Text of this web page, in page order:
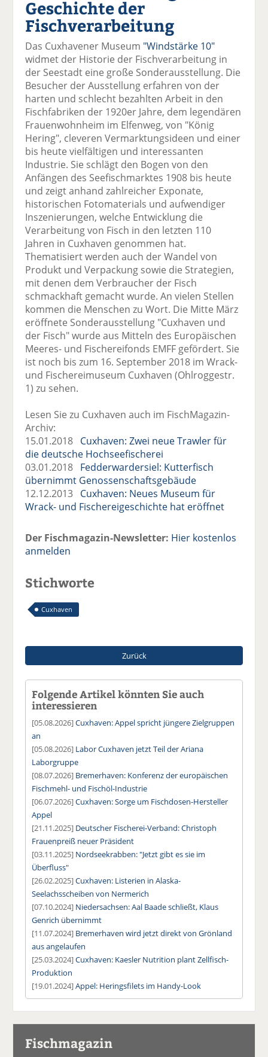
F
ac
e
b
o
o
k
te
il
e
n
tt
er
n
Li
n
k
e
di
n
te
il
n
m
ai
l
v
er
n
n
n
Geschichte der
Fischverarbeitung
Das Cuxhavener Museum "Windstärke 10"
widmet der Historie der Fischverarbeitung in
der Seestadt eine große Sonderausstellung. Die
Besucher der Ausstellung erfahren von der
harten und schlecht bezahlten Arbeit in den
Fischfabriken der 1920er Jahre, dem legendären
Frauenwohnheim im Elfenweg, von "König
Hering", cleveren Vermarktungsideen und einer
bis heute vielfältigen und interessanten
Industrie. Sie schlägt den Bogen von den
Anfängen des Seefischmarktes 1908 bis heute
und zeigt anhand zahlreicher Exponate,
historischen Fotomaterials und aufwendiger
Inszenierungen, welche Entwicklung die
Verarbeitung von Fisch in den letzten 110
Jahren in Cuxhaven genommen hat.
Thematisiert werden auch der Wandel von
Produkt und Verpackung sowie die Strategien,
mit denen dem Verbraucher der Fisch
schmackhaft gemacht wurde. An vielen Stellen
kommen die Menschen zu Wort. Die Mitte März
eröffnete Sonderausstellung "Cuxhaven und
der Fisch" wurde aus Mitteln des Europäischen
Meeres- und Fischereifonds EMFF gefördert. Sie
ist noch bis zum 16. September 2018 im Wrack-
und Fischereimuseum Cuxhaven (Ohlroggestr.
1) zu sehen.
Lesen Sie zu Cuxhaven auch im FischMagazin-
Archiv:
15.01.2018 Cuxhaven: Zwei neue Trawler für
die deutsche Hochseefischerei
03.01.2018 Fedderwardersiel: Kutterfisch
übernimmt Genossenschaftsgebäude
12.12.2013 Cuxhaven: Neues Museum für
Wrack- und Fischereigeschichte hat eröffnet
Der Fischmagazin-Newsletter: Hier kostenlos
anmelden
Stichworte
Cuxhaven
Zurück
Folgende Artikel könnten Sie auch
interessieren
[05.08.2026]Cuxhaven: Appel spricht jüngere Zielgruppen
an
[05.08.2026] Labor Cuxhaven jetzt Teil der Ariana
Laborgruppe
[08.07.2026] Bremerhaven: Konferenz der europäischen
Fischmehl- und Fischöl-Industrie
[06.07.2026]Cuxhaven: Sorge um Fischdosen-Hersteller
Appel
[21.11.2025] Deutscher Fischerei-Verband: Christoph
Frauenpreiß neuer Präsident
[03.11.2025] Nordseekrabben: "Jetzt gibt es sie im
Überfluss"
[26.02.2025]Cuxhaven: Listerien in Alaska-
Seelachsscheiben von Nermerich
[07.10.2024] Niedersachsen: Aal Baade schließt, Klaus
Genrich übernimmt
[11.07.2024] Bremerhaven wird jetzt direkt von Grönland
aus angelaufen
[25.03.2024]Cuxhaven: Kaesler Nutrition plant Zellfisch-
Produktion
[19.01.2024]Appel: Heringsfilets im Handy-Look
Fischmagazin